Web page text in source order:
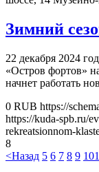
Зимний
22 декабря 2024
«Остров фортов»
начнет работать
0 RUB https://
https://kuda-spb.ru/
rekreatsionnom-
8
<Назад 5 6 7 8 9 10